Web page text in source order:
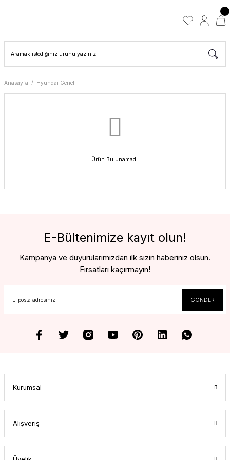
Anasayfa Hyundai Genel
Ürün Bulunamadı.
E-Bültenimize kayıt olun!
Kampanya ve duyurularımızdan ilk sizin haberiniz olsun.
Fırsatları kaçırmayın!
GÖNDER
Kurumsal
Alışveriş